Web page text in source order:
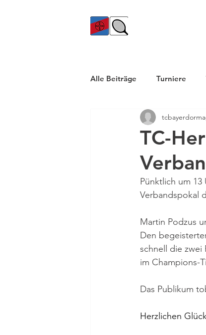
Alle Beiträge Turniere
TC-
Pünktlich um
Verbandspokal
Martin Podzus
Den
schnell die zwei
im Champions-
Das Publikum
Herzlichen